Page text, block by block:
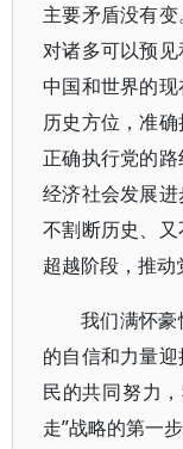
主要矛盾没有
对诸多可以预
中国和世界的
历史方位，准
正确执行党的
经济社会发展
不割断历史、
超越阶段，推动
我们满怀
的自信和力量
民的共同努力
走”战略的第一